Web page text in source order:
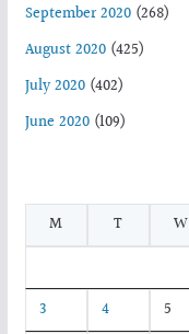
September 2020(268)
August 2020(425)
July 2020(402)
June 2020(109)
M
T W
3
4 5